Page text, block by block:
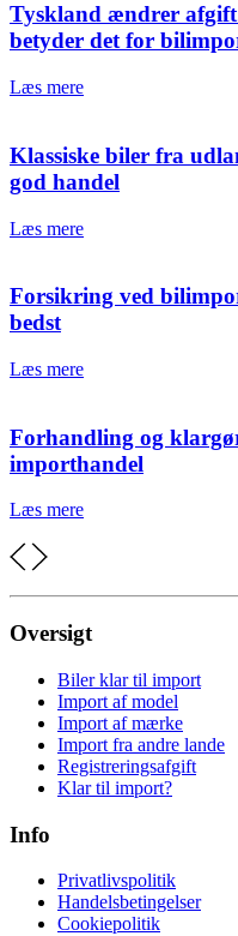
Tyskland ændrer afgift
betyder det for
Læs mere
Klassiske biler fra
god handel
Læs mere
Forsikring ved
bedst
Læs mere
Forhandling og
importhandel
Læs mere
Oversigt
Biler klar til import
Import af model
Import af mærke
Import fra andre lande
Registreringsafgift
Klar til import?
Info
Privatlivspolitik
Handelsbetingelser
Cookiepolitik